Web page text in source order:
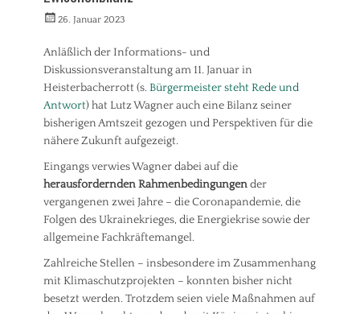
Veröffentlicht
26. Januar 2023
Anläßlich der Informations- und
Diskussionsveranstaltung am 11. Januar in
Heisterbacherrott (s. Bürgermeister steht Rede und
Antwort) hat Lutz Wagner auch eine Bilanz seiner
bisherigen Amtszeit gezogen und Perspektiven für die
nähere Zukunft aufgezeigt.
Eingangs verwies Wagner dabei auf die
herausfordernden Rahmenbedingungender
vergangenen zwei Jahre – die Coronapandemie, die
Folgen des Ukrainekrieges, die Energiekrise sowie der
allgemeine Fachkräftemangel.
Zahlreiche Stellen – insbesondere im Zusammenhang
mit Klimaschutzprojekten – konnten bisher nicht
besetzt werden. Trotzdem seien viele Maßnahmen auf